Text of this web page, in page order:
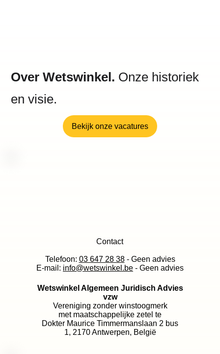
Over Wetswinkel. Onze historiek
en visie.
Bekijk onze vacatures
Contact
Telefoon: 03 647 28 38- Geen advies
E-mail: info@wetswinkel.be - Geen advies
Wetswinkel Algemeen Juridisch Advies
vzw
Vereniging zonder winstoogmerk
met maatschappelijke zetel te
Dokter Maurice Timmermanslaan 2 bus
1, 2170 Antwerpen, België